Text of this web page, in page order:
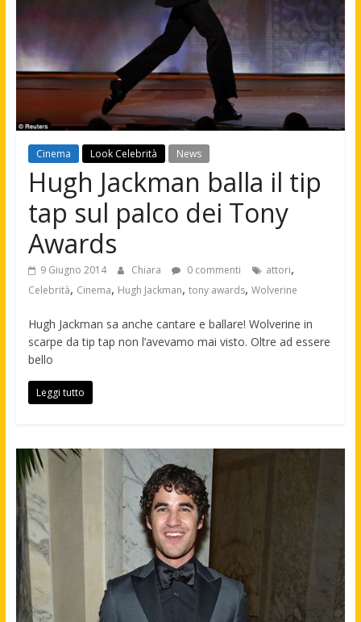
Cinema Look Celebrità News
Hugh Jackman balla il tip
tap sul palco dei Tony
Awards
9 Giugno 2014 Chiara 0 commenti attori,
Celebrità, Cinema, Hugh Jackman, tony awards, Wolverine
Hugh Jackman sa anche cantare e ballare! Wolverine in
scarpe da tip tap non l’avevamo mai visto. Oltre ad essere
bello
Leggi tutto